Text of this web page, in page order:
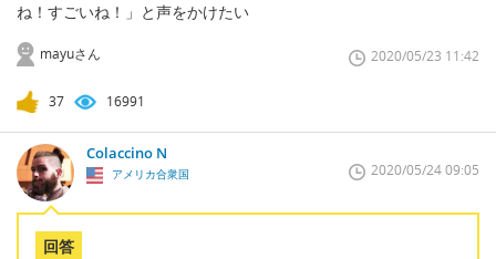
ね！すごいね！」と声をかけたい
mayuさん 2020/05/23 11:42
37 16991
Colaccino N
アメリカ合衆国 2020/05/24 09:05
回答